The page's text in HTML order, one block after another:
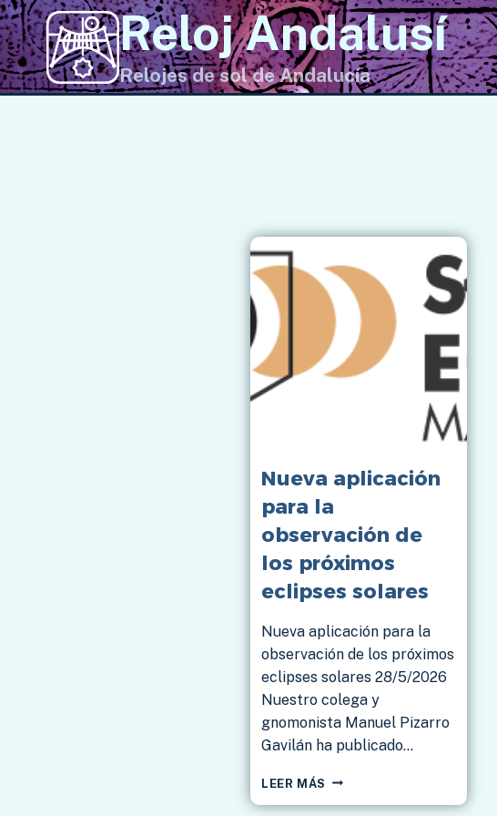
Saltar
al
contenido
Reloj Andalusí
Relojes de sol de Andalucía
Nueva aplicación
para la
observación de
los próximos
eclipses solares
Nueva aplicación para la
observación de los próximos
eclipses solares 28/5/2026
Nuestro colega y
gnomonista Manuel Pizarro
Gavilán ha publicado…
LEER MÁS NUEVA